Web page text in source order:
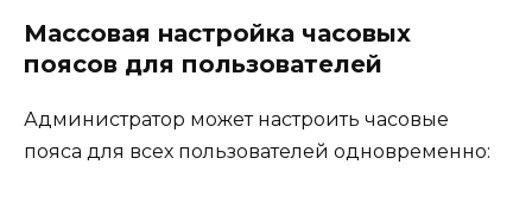
Массовая настройка часовых
поясов для пользователей
Администратор может настроить часовые
пояса для всех пользователей одновременно: